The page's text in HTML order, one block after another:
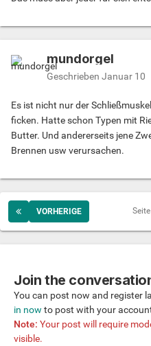
mundorgel
Geschrieben Januar 10
Es ist nicht nur der
ficken. Hatte schon Typen mit
Butter. Und andererseits jene
Brennen usw verursachen.
VORHERIGE
Join the
You can post now and register
in now to post with your
Note: Your post will require
visible.